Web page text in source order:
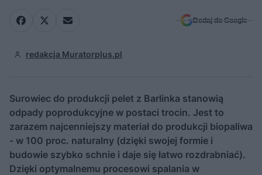
Dodaj do Google
redakcja Muratorplus.pl
Surowiec do produkcji pelet z Barlinka stanowią
odpady poprodukcyjne w postaci trocin. Jest to
zarazem najcenniejszy materiał do produkcji biopaliwa
- w 100 proc. naturalny (dzięki swojej formie i
budowie szybko schnie i daje się łatwo rozdrabniać).
Dzięki optymalnemu procesowi spalania w